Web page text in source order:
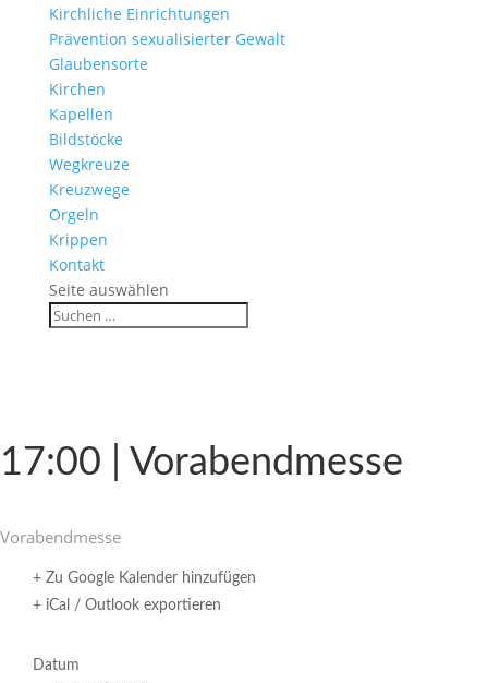
Kirch­liche Einrichtungen
Präven­tion sexua­li­sierter Gewalt
Glau­ben­s­orte
Kirchen
Kapellen
Bild­stöcke
Wegkreuze
Kreuz­wege
Orgeln
Krippen
Kontakt
Seite auswählen
17:00 | Vorabendmesse
Vorabend­messe
+ Zu Google Kalender hinzufügen
+ iCal / Outlook exportieren
Datum